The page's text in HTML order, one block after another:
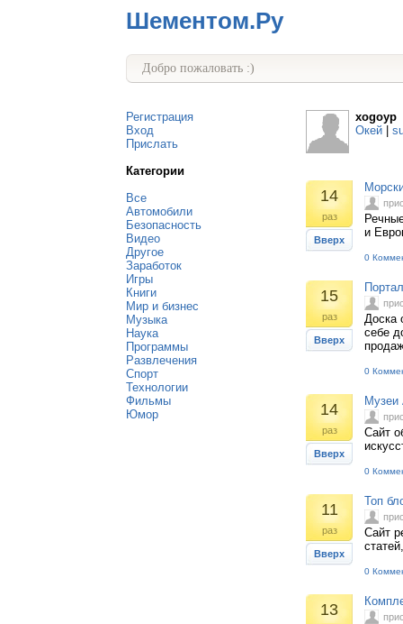
Шементом.Ру
Добро пожаловать :)
Регистрация
Вход
Прислать
Категории
Все
Автомобили
Безопасность
Видео
Другое
Заработок
Игры
Книги
Мир и бизнес
Музыка
Наука
Программы
Развлечения
Спорт
Технологии
Фильмы
Юмор
xogoyp
Окей
14
раз
Вверх
и
0
15
раз
Вверх
Доска
себе
0
14
раз
Вверх
Музеи
Сайт
0
11
раз
Вверх
Топ
Сайт
0
13